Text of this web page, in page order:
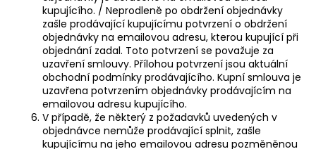
kupujícího. / Neprodleně po obdržení objednávky
zašle prodávající kupujícímu potvrzení o obdržení
objednávky na emailovou adresu, kterou kupující při
objednání zadal. Toto potvrzení se považuje za
uzavření smlouvy. Přílohou potvrzení jsou aktuální
obchodní podmínky prodávajícího. Kupní smlouva je
uzavřena potvrzením objednávky prodávajícím na
emailovou adresu kupujícího.
V případě, že některý z požadavků uvedených v
objednávce nemůže prodávající splnit, zašle
kupujícímu na jeho emailovou adresu pozměněnou